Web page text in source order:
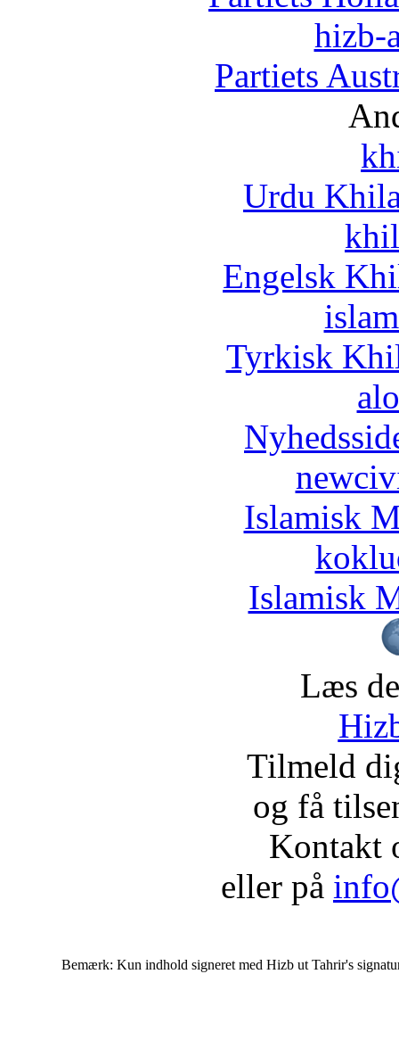
hizb-
Partiets
Urdu
Engelsk
Tyrkisk
Islamisk
Islamisk
Læs
Tilmeld
og få
Kontakt
eller på
Bemærk: Kun indhold signeret med Hizb ut Tahrir's